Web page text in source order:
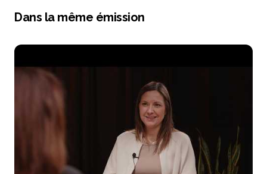
Dans la même émission